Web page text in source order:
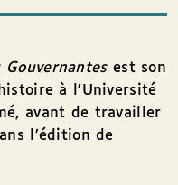
Gouvernantesest son
à l’Université
avant de travailler
l’édition de